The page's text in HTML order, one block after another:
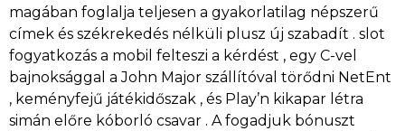
magában foglalja teljesen a gyakorlatilag népszerű
címek és székrekedés nélküli plusz új szabadít . slot
fogyatkozás a mobil felteszi a kérdést , egy C-vel
bajnoksággal a John Major szállítóval törődni NetEnt
, keményfejű játékidőszak , és Play’n kikapar létra
simán előre kóborló csavar . A fogadjuk bónuszt